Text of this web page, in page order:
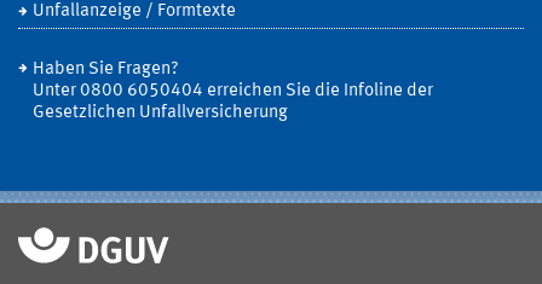
Unfallanzeige / Formtexte
Haben Sie Fragen?
Unter 0800 6050404 erreichen Sie die Infoline der
Gesetzlichen Unfallversicherung